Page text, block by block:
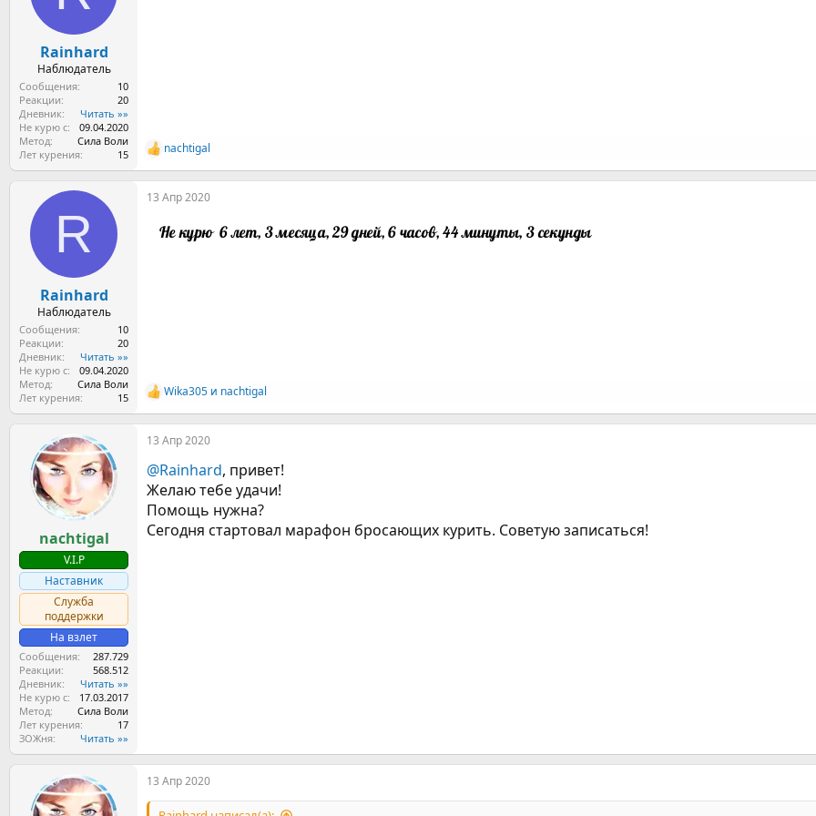
Rainhard
Наблюдатель
Сообщения
10
Реакции
20
Дневник
Читать »»
Не курю с
09.04.2020
Метод
Сила Воли
Лет курения
15
Р
е
а
к
nachtigal
R
Rainhard
Наблюдатель
Сообщения
10
Реакции
20
Дневник
Читать »»
Не курю с
09.04.2020
Метод
Сила Воли
Лет курения
15
13 Апр 2020
Р
е
а
к
и
и
:
Wika305 и nachtigal
nachtigal
V.I.P
Наставник
Служба
поддержки
На взлет
Сообщения
287.729
Реакции
568.512
Дневник
Читать »»
Не курю с
17.03.2017
Метод
Сила Воли
Лет курения
17
ЗОЖня
Читать »»
13 Апр 2020
@Rainhard, привет!
Желаю тебе удачи!
Помощь нужна?
Сегодня стартовал марафон бросающих курить. Советую записаться!
13 Апр 2020